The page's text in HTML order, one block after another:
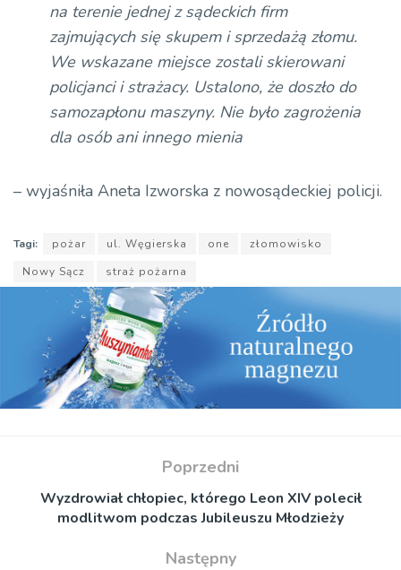
na terenie jednej z sądeckich firm
zajmujących się skupem i sprzedażą złomu.
We wskazane miejsce zostali skierowani
policjanci i strażacy. Ustalono, że doszło do
samozapłonu maszyny. Nie było zagrożenia
dla osób ani innego mienia
– wyjaśniła Aneta Izworska z nowosądeckiej policji.
Tagi: pożar ul. Węgierska one
złomowisko
Nowy Sącz
straż pożarna
Poprzedni
Wyzdrowiał chłopiec, którego Leon XIV polecił
modlitwom podczas Jubileuszu Młodzieży
Następny